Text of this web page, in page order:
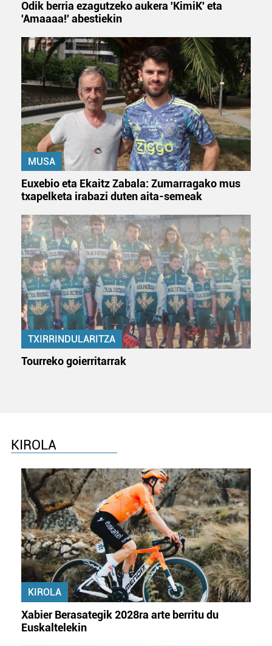
neurtzeko, jendeari buruzko informazioa biltzeko eta
erabiltzen dituen hauta dezakezu.
Bazkide batzuek ez dizute baimenik eskatzen, eta beren
interes komertzial legitimoetan babesten dira. Ikusi gure
bazkideen zerrenda, beren ustez zein helburutarako
duten interes legitimoa eta horren aurka nola egin
dezakezun ikusteko.
Lortu zure datu pertsonalak prozesatzeko moduari
buruzko informazio gehiago eta ezarri zure lehentasunak
datuen atalean. Edozein unetan alda edo ken dezakezu
zure baimena Cookieen adierazpenean.
Webgune honek cookie propioak eta hirugarrenen cookie-
fitxategiak erabiltzen ditu. Zure esperientzia eta
zerbitzuak hobetzeko asmoz, cookie teknologiaz
baliatzen gara. Ohar hau onartuz gero, teknologia hori
erabiltzeko baimen esplizitua ematen diguzu.Gehiago
irakurri
Odik berria ezagutzeko aukera 'KimiK' eta
'Amaaaa!' abestiekin
MUSA
Euxebio eta Ekaitz Zabala: Zumarragako mus
txapelketa irabazi duten aita-semeak
TXIRRINDULARITZA
Tourreko goierritarrak
KIROLA
KIROLA
Xabier Berasategik 2028ra arte berritu du
Euskaltelekin